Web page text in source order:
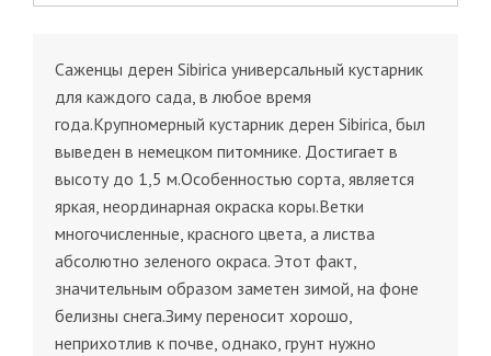
Саженцы дерен Sibirica универсальный кустарник
для каждого сада, в любое время
года.Крупномерный кустарник дерен Sibirica, был
выведен в немецком питомнике. Достигает в
высоту до 1,5 м.Особенностью сорта, является
яркая, неординарная окраска коры.Ветки
многочисленные, красного цвета, а листва
абсолютно зеленого окраса. Этот факт,
значительным образом заметен зимой, на фоне
белизны снега.Зиму переносит хорошо,
неприхотлив к почве, однако, грунт нужно